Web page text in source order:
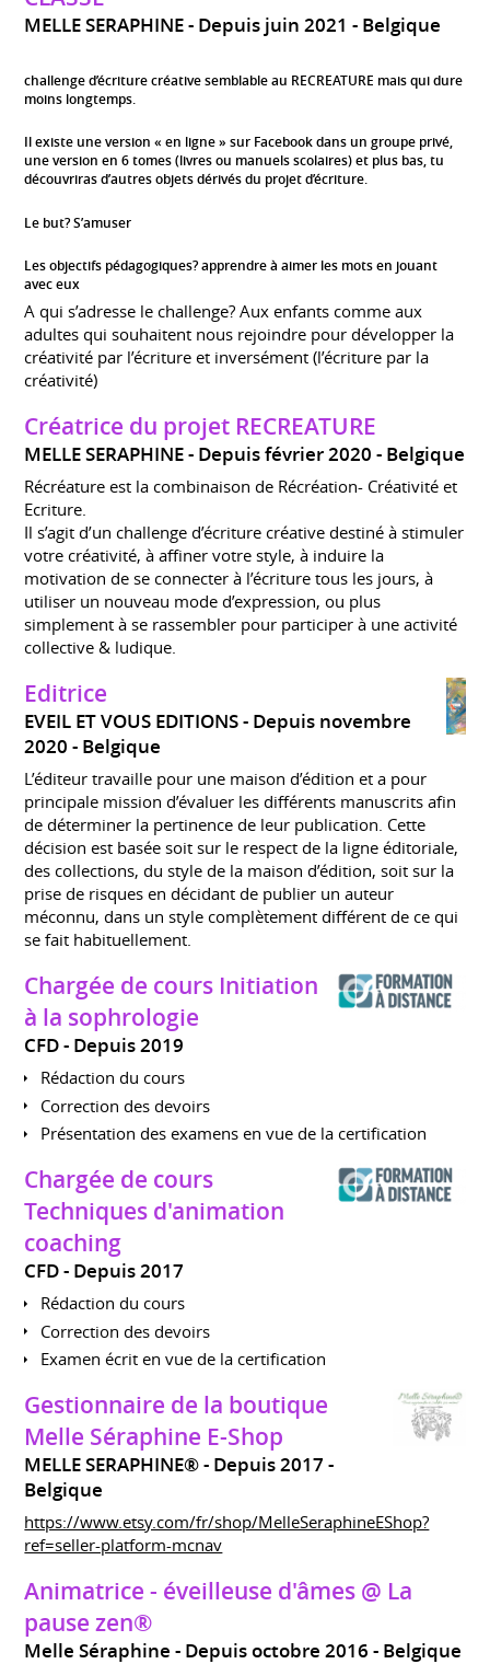
MELLE SERAPHINE Depuis juin 2021 Belgique
challenge d’écriture créative semblable au RECREATURE mais qui dure
moins longtemps.
Il existe une version « en ligne » sur Facebook dans un groupe privé,
une version en 6 tomes (livres ou manuels scolaires) et plus bas, tu
découvriras d’autres objets dérivés du projet d’écriture.
Le but? S’amuser
Les objectifs pédagogiques? apprendre à aimer les mots en jouant
avec eux
A qui s’adresse le challenge? Aux enfants comme aux
adultes qui souhaitent nous rejoindre pour développer la
créativité par l’écriture et inversément (l’écriture par la
créativité)
Créatrice du projet RECREATURE
MELLE SERAPHINE Depuis février 2020 Belgique
Récréature est la combinaison de Récréation- Créativité et
Ecriture.
Il s’agit d’un challenge d’écriture créative destiné à stimuler
votre créativité, à affiner votre style, à induire la
motivation de se connecter à l’écriture tous les jours, à
utiliser un nouveau mode d’expression, ou plus
simplement à se rassembler pour participer à une activité
collective & ludique.
Editrice
EVEIL ET VOUS EDITIONS
Depuis novembre
2020 Belgique
L’éditeur travaille pour une maison d’édition et a pour
principale mission d’évaluer les différents manuscrits afin
de déterminer la pertinence de leur publication. Cette
décision est basée soit sur le respect de la ligne éditoriale,
des collections, du style de la maison d’édition, soit sur la
prise de risques en décidant de publier un auteur
méconnu, dans un style complètement différent de ce qui
se fait habituellement.
Chargée de cours Initiation
à la sophrologie
CFD Depuis 2019
Rédaction du cours
Correction des devoirs
Présentation des examens en vue de la certification
Chargée de cours
Techniques d'animation
coaching
CFD Depuis 2017
Rédaction du cours
Correction des devoirs
Examen écrit en vue de la certification
Gestionnaire de la boutique
Melle Séraphine E-Shop
MELLE SERAPHINE®
Depuis 2017
Belgique
https://www.etsy.com/fr/shop/MelleSeraphineEShop?
ref=seller-platform-mcnav
Animatrice - éveilleuse d'âmes @ La
pause zen®
Melle Séraphine Depuis octobre 2016 Belgique